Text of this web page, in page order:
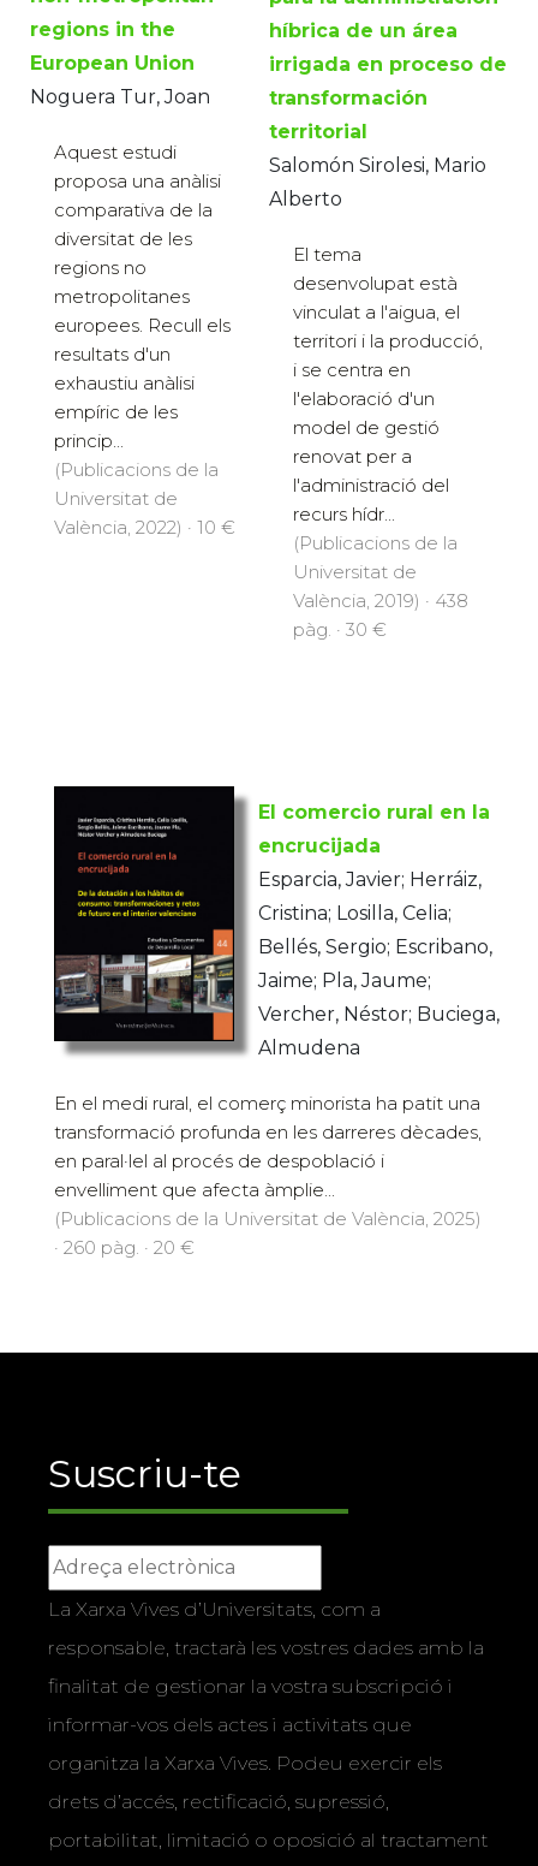
regions in the
European Union
Noguera Tur, Joan
Aquest estudi
proposa una anàlisi
comparativa de la
diversitat de les
regions no
metropolitanes
europees. Recull els
resultats d'un
exhaustiu anàlisi
empíric de les
princip...
(Publicacions de la
Universitat de
València, 2022) · 10 €
híbrica de un área
irrigada en proceso de
transformación
territorial
Salomón Sirolesi, Mario
Alberto
El tema
desenvolupat està
vinculat a l'aigua, el
territori i la producció,
i se centra en
l'elaboració d'un
model de gestió
renovat per a
l'administració del
recurs hídr...
(Publicacions de la
Universitat de
València, 2019) · 438
pàg. · 30 €
El comercio rural en la
encrucijada
Esparcia, Javier; Herráiz,
Cristina; Losilla, Celia;
Bellés, Sergio; Escribano,
Jaime; Pla, Jaume;
Vercher, Néstor; Buciega,
Almudena
En el medi rural, el comerç minorista ha patit una
transformació profunda en les darreres dècades,
en paral·lel al procés de despoblació i
envelliment que afecta àmplie...
(Publicacions de la Universitat de València, 2025)
· 260 pàg. · 20 €
Suscriu-te
La Xarxa Vives d’Universitats, com a
responsable, tractarà les vostres dades amb la
finalitat de gestionar la vostra subscripció i
informar-vos dels actes i activitats que
organitza la Xarxa Vives. Podeu exercir els
drets d’accés, rectificació, supressió,
portabilitat, limitació o oposició al tractament